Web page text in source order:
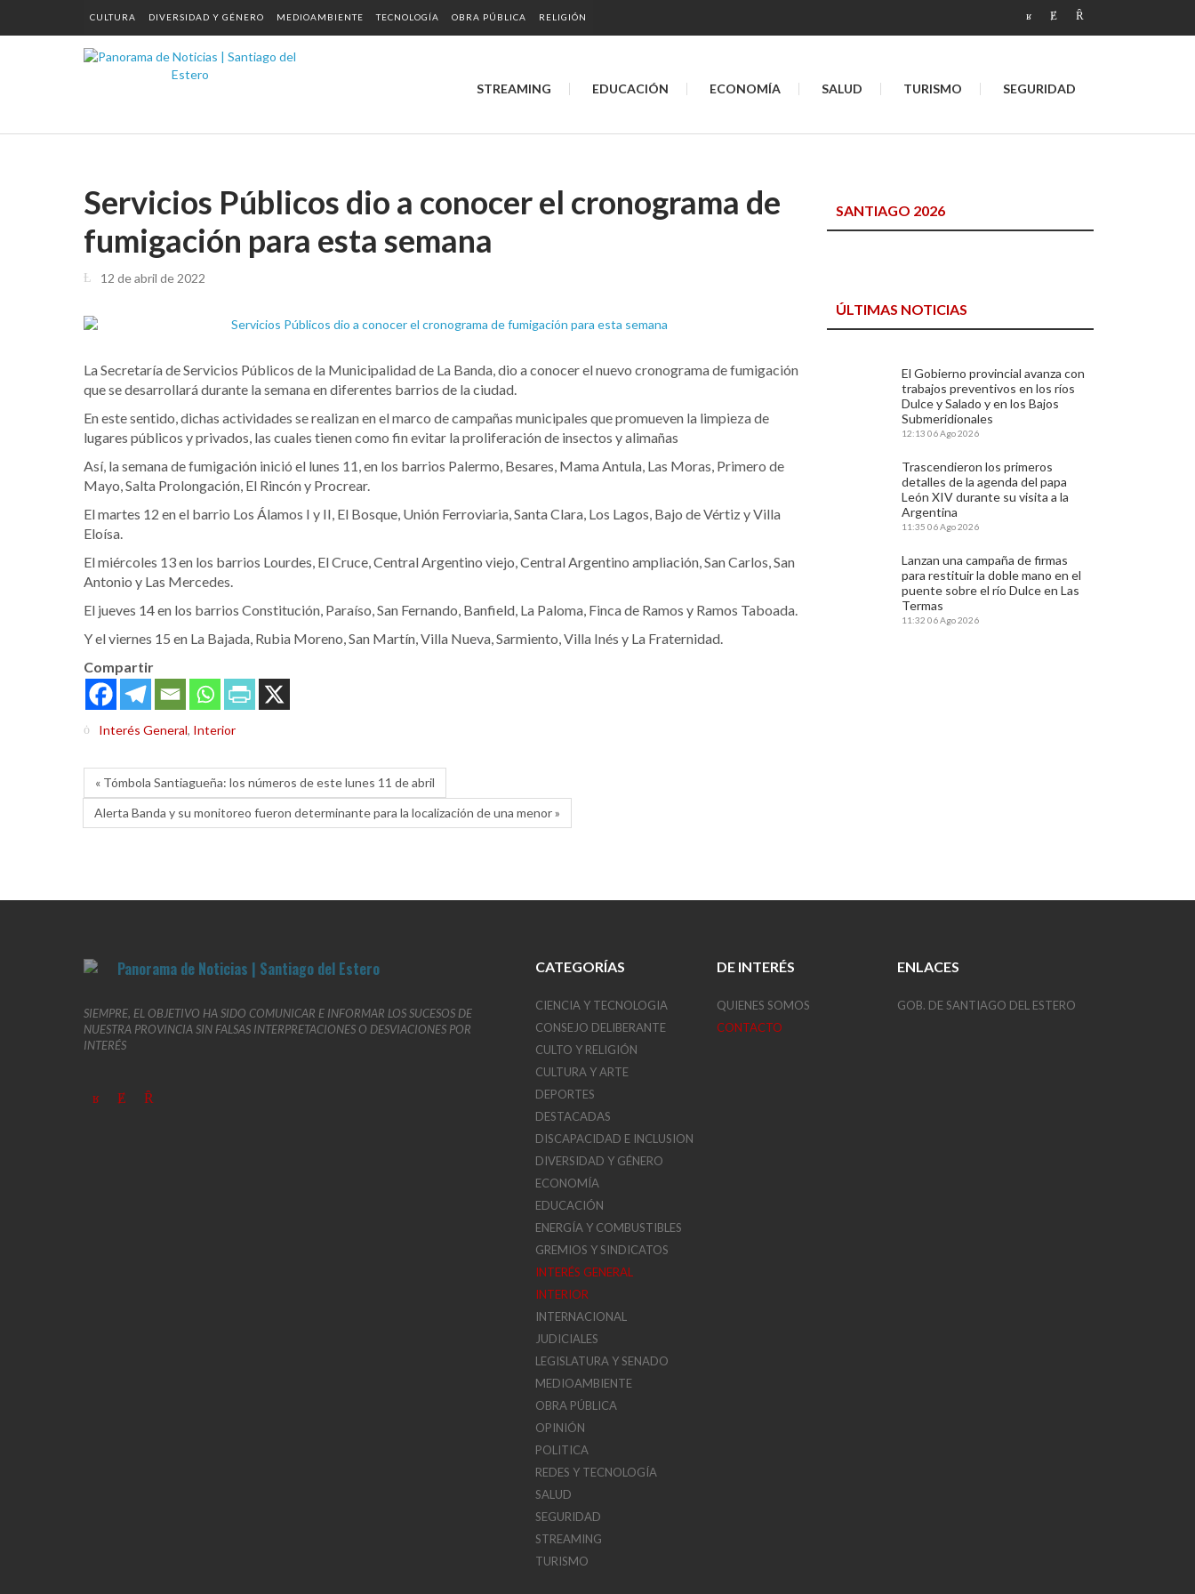
CULTURA DIVERSIDAD Y GÉNERO MEDIOAMBIENTE TECNOLOGÍA OBRA PÚBLICA RELIGIÓN
STREAMING EDUCACIÓN ECONOMÍA SALUD TURISMO SEGURIDAD
Servicios Públicos dio a conocer el cronograma de
fumigación para esta semana
12 de abril de 2022
La Secretaría de Servicios Públicos de la Municipalidad de La Banda, dio a conocer el nuevo cronograma de fumigación
que se desarrollará durante la semana en diferentes barrios de la ciudad.
En este sentido, dichas actividades se realizan en el marco de campañas municipales que promueven la limpieza de
lugares públicos y privados, las cuales tienen como fin evitar la proliferación de insectos y alimañas
Así, la semana de fumigación inició el lunes 11, en los barrios Palermo, Besares, Mama Antula, Las Moras, Primero de
Mayo, Salta Prolongación, El Rincón y Procrear.
El martes 12 en el barrio Los Álamos I y II, El Bosque, Unión Ferroviaria, Santa Clara, Los Lagos, Bajo de Vértiz y Villa
Eloísa.
El miércoles 13 en los barrios Lourdes, El Cruce, Central Argentino viejo, Central Argentino ampliación, San Carlos, San
Antonio y Las Mercedes.
El jueves 14 en los barrios Constitución, Paraíso, San Fernando, Banfield, La Paloma, Finca de Ramos y Ramos Taboada.
Y el viernes 15 en La Bajada, Rubia Moreno, San Martín, Villa Nueva, Sarmiento, Villa Inés y La Fraternidad.
Compartir
Interés General, Interior
« Tómbola Santiagueña: los números de este lunes 11 de abril
Alerta Banda y su monitoreo fueron determinante para la localización de una menor »
SANTIAGO 2026
ÚLTIMAS NOTICIAS
El Gobierno provincial avanza con
trabajos preventivos en los ríos
Dulce y Salado y en los Bajos
Submeridionales
12:13 06 Ago 2026
Trascendieron los primeros
detalles de la agenda del papa
León XIV durante su visita a la
Argentina
11:35 06 Ago 2026
Lanzan una campaña de firmas
para restituir la doble mano en el
puente sobre el río Dulce en Las
Termas
11:32 06 Ago 2026
SIEMPRE, EL OBJETIVO HA SIDO COMUNICAR E INFORMAR LOS SUCESOS DE
NUESTRA PROVINCIA SIN FALSAS INTERPRETACIONES O DESVIACIONES POR
INTERÉS
CATEGORÍAS
CIENCIA Y TECNOLOGIA
CONSEJO DELIBERANTE
CULTO Y RELIGIÓN
CULTURA Y ARTE
DEPORTES
DESTACADAS
DISCAPACIDAD E INCLUSION
DIVERSIDAD Y GÉNERO
ECONOMÍA
EDUCACIÓN
ENERGÍA Y COMBUSTIBLES
GREMIOS Y SINDICATOS
INTERÉS GENERAL
INTERIOR
INTERNACIONAL
JUDICIALES
LEGISLATURA Y SENADO
MEDIOAMBIENTE
OBRA PÚBLICA
OPINIÓN
POLITICA
REDES Y TECNOLOGÍA
SALUD
SEGURIDAD
STREAMING
TURISMO
DE INTERÉS
QUIENES SOMOS
CONTACTO
ENLACES
GOB. DE SANTIAGO DEL ESTERO